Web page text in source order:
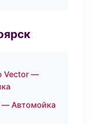
Vector —
— Автомойка